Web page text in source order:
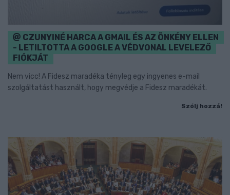
CZUNYINÉ HARCA A GMAIL ÉS AZ ÖNKÉNY ELLEN
- LETILTOTTA A GOOGLE A VÉDVONAL LEVELEZŐ
FIÓKJÁT
Nem vicc! A Fidesz maradéka tényleg egy ingyenes e-mail
szolgáltatást használt, hogy megvédje a Fidesz maradékát.
Szólj hozzá!